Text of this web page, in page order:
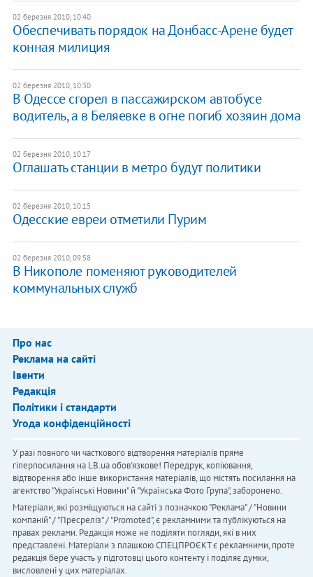
02 березня 2010, 10:40
Обеспечивать порядок на Донбасс-Арене будет
конная милиция
02 березня 2010, 10:30
В Одессе сгорел в пассажирском автобусе
водитель, а в Беляевке в огне погиб хозяин дома
02 березня 2010, 10:17
Оглашать станции в метро будут политики
02 березня 2010, 10:15
Одесские евреи отметили Пурим
02 березня 2010, 09:58
В Никополе поменяют руководителей
коммунальных служб
Про нас
Реклама на сайті
Івенти
Редакція
Політики і стандарти
Угода конфіденційності
У разі повного чи часткового відтворення матеріалів пряме
гіперпосилання на LB.ua обов'язкове! Передрук, копіювання,
відтворення або інше використання матеріалів, що містять посилання на
агентство "Українськi Новини" й "Українська Фото Група", заборонено.
Матеріали, які розміщуються на сайті з позначкою "Реклама" / "Новини
компаній" / "Пресреліз" / "Promoted", є рекламними та публікуються на
правах реклами. Редакція може не поділяти погляди, які в них
представлені. Матеріали з плашкою СПЕЦПРОЄКТ є рекламними, проте
редакція бере участь у підготовці цього контенту і поділяє думки,
висловлені у цих матеріалах.